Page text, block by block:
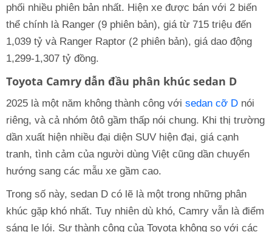
phối nhiều phiên bản nhất. Hiện xe được bán với 2 biến
thể chính là Ranger (9 phiên bản), giá từ 715 triệu đến
1,039 tỷ và Ranger Raptor (2 phiên bản), giá dao động
1,299-1,307 tỷ đồng.
Toyota Camry dẫn đầu phân khúc sedan D
2025 là một năm không thành công với sedan cỡ D nói
riêng, và cả nhóm ôtô gầm thấp nói chung. Khi thị trường
dần xuất hiện nhiều đại diện SUV hiện đại, giá cạnh
tranh, tình cảm của người dùng Việt cũng dần chuyển
hướng sang các mẫu xe gầm cao.
Trong số này, sedan D có lẽ là một trong những phân
khúc gặp khó nhất. Tuy nhiên dù khó, Camry vẫn là điểm
sáng le lói. Sự thành công của Toyota không so với các